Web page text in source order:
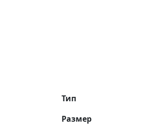
Тип
Размер